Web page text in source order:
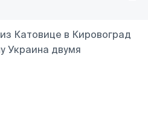
Катовице в Кировоград
Украина двумя